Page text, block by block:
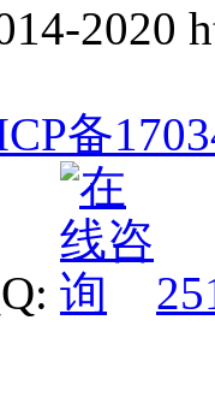
2020
备